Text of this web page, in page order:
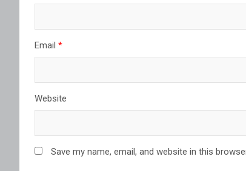
Email *
Website
Save my name, email, and website in this